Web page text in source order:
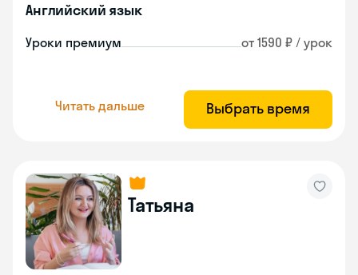
Английский язык
Уроки премиум от 1590 ₽ / урок
Читать дальше Выбрать время
Татьяна